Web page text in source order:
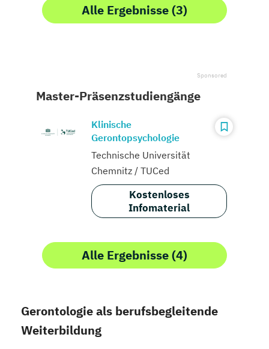
Alle Ergebnisse (3)
Master-Präsenzstudiengänge
Klinische
Gerontopsychologie
Technische Universität
Chemnitz / TUCed
Kostenloses
Infomaterial
Alle Ergebnisse (4)
Gerontologie als berufsbegleitende
Weiterbildung